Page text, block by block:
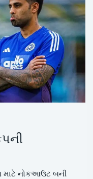
માટે નોકઆઉટ બની